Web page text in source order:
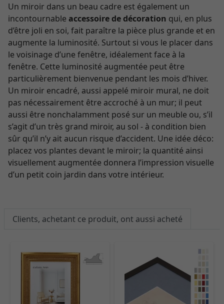
Un miroir dans un beau cadre est également un
incontournable accessoire de décoration qui, en plus
d’être joli en soi, fait paraître la pièce plus grande et en
augmente la luminosité. Surtout si vous le placer dans
le voisinage d’une fenêtre, idéalement face à la
fenêtre. Cette luminosité augmentée peut être
particulièrement bienvenue pendant les mois d’hiver.
Un miroir encadré, aussi appelé miroir mural, ne doit
pas nécessairement être accroché à un mur; il peut
aussi être nonchalamment posé sur un meuble ou, s’il
s’agit d’un très grand miroir, au sol - à condition bien
sûr qu’il n’y ait aucun risque d’accident. Une idée déco:
placez vos plantes devant le miroir; la quantité ainsi
visuellement augmentée donnera l’impression visuelle
d’un petit coin jardin dans votre intérieur.
Clients, achetant ce produit, ont aussi acheté